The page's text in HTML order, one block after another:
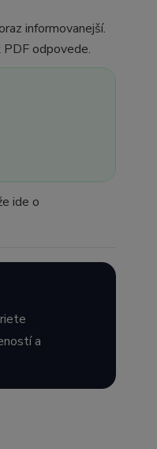
informovanejší.
odpovede.
ide o
a